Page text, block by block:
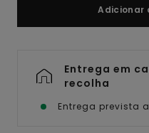
Adicionar
Entrega em
recolha
Entrega prevista